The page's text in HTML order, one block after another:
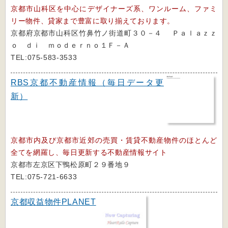
京都市山科区を中心にデザイナーズ系、ワンルーム、ファミ
リー物件、貸家まで豊富に取り揃えております。
京都府京都市山科区竹鼻竹ノ街道町３０－４ Ｐａｌａｚｚ
ｏ ｄｉ ｍｏｄｅｒｎｏ１Ｆ－Ａ
TEL:075-583-3533
RBS京都不動産情報（毎日データ更
新）
京都市内及び京都市近郊の売買・賃貸不動産物件のほとんど
全てを網羅し、毎日更新する不動産情報サイト
京都市左京区下鴨松原町２９番地９
TEL:075-721-6633
京都収益物件PLANET